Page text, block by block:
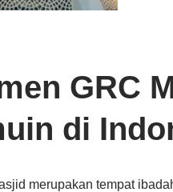
GRC
di
merupakan tempat